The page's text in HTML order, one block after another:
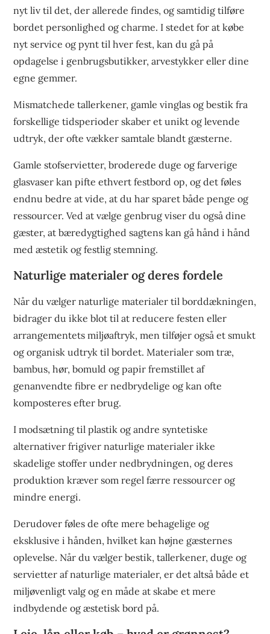
nyt liv til det, der allerede findes, og samtidig tilføre
bordet personlighed og charme. I stedet for at købe
nyt service og pynt til hver fest, kan du gå på
opdagelse i genbrugsbutikker, arvestykker eller dine
egne gemmer.
Mismatchede tallerkener, gamle vinglas og bestik fra
forskellige tidsperioder skaber et unikt og levende
udtryk, der ofte vækker samtale blandt gæsterne.
Gamle stofservietter, broderede duge og farverige
glasvaser kan pifte ethvert festbord op, og det føles
endnu bedre at vide, at du har sparet både penge og
ressourcer. Ved at vælge genbrug viser du også dine
gæster, at bæredygtighed sagtens kan gå hånd i hånd
med æstetik og festlig stemning.
Naturlige materialer og deres fordele
Når du vælger naturlige materialer til borddækningen,
bidrager du ikke blot til at reducere festen eller
arrangementets miljøaftryk, men tilføjer også et smukt
og organisk udtryk til bordet. Materialer som træ,
bambus, hør, bomuld og papir fremstillet af
genanvendte fibre er nedbrydelige og kan ofte
komposteres efter brug.
I modsætning til plastik og andre syntetiske
alternativer frigiver naturlige materialer ikke
skadelige stoffer under nedbrydningen, og deres
produktion kræver som regel færre ressourcer og
mindre energi.
Derudover føles de ofte mere behagelige og
eksklusive i hånden, hvilket kan højne gæsternes
oplevelse. Når du vælger bestik, tallerkener, duge og
servietter af naturlige materialer, er det altså både et
miljøvenligt valg og en måde at skabe et mere
indbydende og æstetisk bord på.